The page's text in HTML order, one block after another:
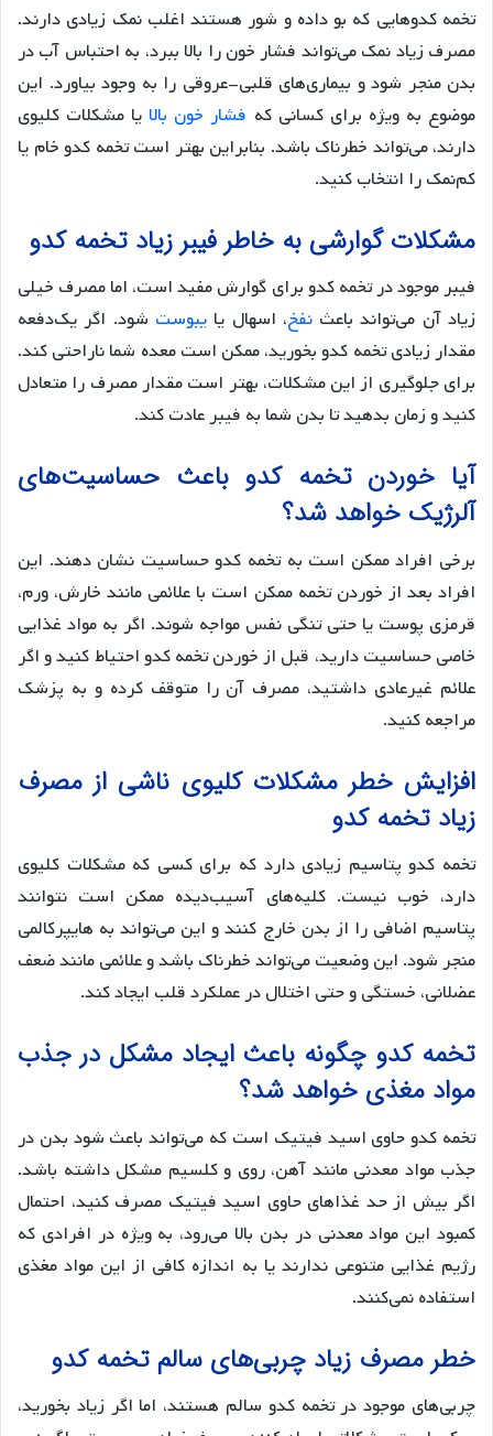
تخمه کدوهایی که بو داده و شور هستند اغلب نمک زیادی دارند.
مصرف زیاد نمک می‌تواند فشار خون را بالا ببرد، به احتباس آب در
بدن منجر شود و بیماری‌های قلبی-عروقی را به وجود بیاورد. این
موضوع به ویژه برای کسانی که فشار خون بالا یا مشکلات کلیوی
دارند، می‌تواند خطرناک باشد. بنابراین بهتر است تخمه‌ کدو خام یا
کم‌نمک را انتخاب کنید.
مشکلات گوارشی به خاطر فیبر زیاد تخمه کدو
فیبر موجود در تخمه کدو برای گوارش مفید است، اما مصرف خیلی
زیاد آن می‌تواند باعثنفخ، اسهال یایبوست شود. اگر یک‌دفعه
مقدار زیادی تخمه کدو بخورید، ممکن است معده شما ناراحتی کند.
برای جلوگیری از این مشکلات، بهتر است مقدار مصرف را متعادل
کنید و زمان بدهید تا بدن شما به فیبر عادت کند.
آیا خوردن تخمه کدو باعث حساسیت‌های
آلرژیک خواهد شد؟
برخی افراد ممکن است به تخمه کدو حساسیت نشان دهند. این
افراد بعد از خوردن تخمه ممکن است با علائمی مانند خارش، ورم،
قرمزی پوست یا حتی تنگی نفس مواجه شوند. اگر به مواد غذایی
خاصی حساسیت دارید، قبل از خوردن تخمه کدو احتیاط کنید و اگر
علائم غیرعادی داشتید، مصرف آن را متوقف کرده و به پزشک
مراجعه کنید.
افزایش خطر مشکلات کلیوی ناشی از مصرف
زیاد تخمه کدو
تخمه کدو پتاسیم زیادی دارد که برای کسی که مشکلات کلیوی
دارد، خوب نیست. کلیه‌های آسیب‌دیده ممکن است نتوانند
پتاسیم اضافی را از بدن خارج کنند و این می‌تواند به هایپرکالمی
منجر شود. این وضعیت می‌تواند خطرناک باشد و علائمی مانند ضعف
عضلانی، خستگی و حتی اختلال در عملکرد قلب ایجاد کند.
تخمه کدو چگونه باعث ایجاد مشکل در جذب
مواد مغذی خواهد شد؟
تخمه کدو حاوی اسید فیتیک است که می‌تواند باعث شود بدن در
جذب مواد معدنی مانند آهن، روی و کلسیم مشکل داشته باشد.
اگر بیش از حد غذاهای حاوی اسید فیتیک مصرف کنید، احتمال
کمبود این مواد معدنی در بدن بالا می‌رود، به ویژه در افرادی که
رژیم غذایی متنوعی ندارند یا به اندازه کافی از این مواد مغذی
استفاده نمی‌کنند.
خطر مصرف زیاد چربی‌های سالم تخمه کدو
چربی‌های موجود در تخمه کدو سالم هستند، اما اگر زیاد بخورید،